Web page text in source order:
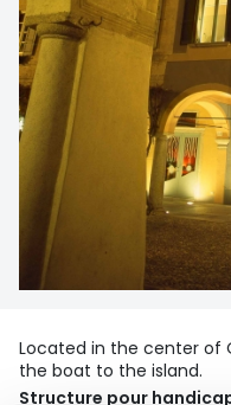
Located in the center of
the boat to the island.
Structure pour